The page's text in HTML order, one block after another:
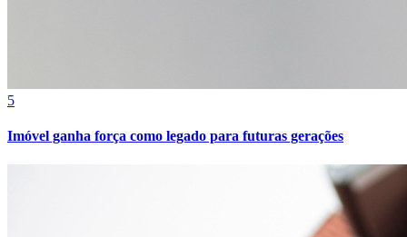
5
Imóvel ganha força como legado para futuras gerações